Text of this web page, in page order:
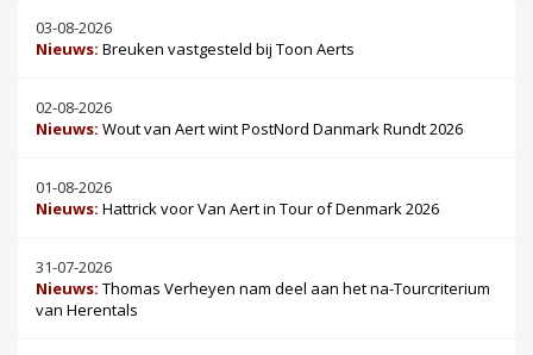
03-08-2026
Nieuws: Breuken vastgesteld bij Toon Aerts
02-08-2026
Nieuws: Wout van Aert wint PostNord Danmark Rundt 2026
01-08-2026
Nieuws: Hattrick voor Van Aert in Tour of Denmark 2026
31-07-2026
Nieuws: Thomas Verheyen nam deel aan het na-Tourcriterium
van Herentals